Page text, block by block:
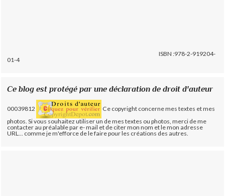
ISBN :978-2-919204-
01-4
Ce blog est protégé par une déclaration de droit d'auteur
00039812
Ce copyright concerne mes textes et mes
photos. Si vous souhaitez utiliser un de mes textes ou photos, merci de me
contacter au préalable par e- mail et de citer mon nom et le mon adresse
URL... comme je m'efforce de le faire pour les créations des autres.